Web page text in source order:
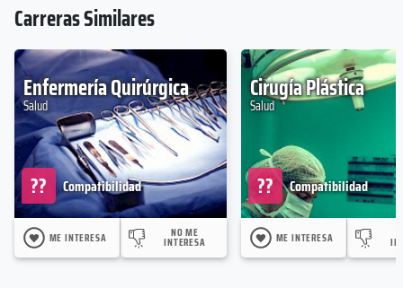
Carreras Similares
Enfermería Quirúrgica
Salud
Compatibilidad
??
ME INTERESA NO ME
INTERESA
Cirugía Plástica
Salud
Compatibilidad
??
ME INTERESA